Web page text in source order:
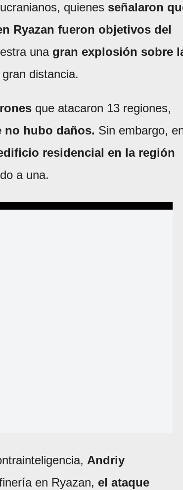
quienes señalaron
Ryazan fueron objetivos del
una gran explosión sobre
distancia.
que atacaron 13 regiones,
no hubo daños. Sin embargo,
residencial en la región
a una.
Andriy
en Ryazan, el ataque